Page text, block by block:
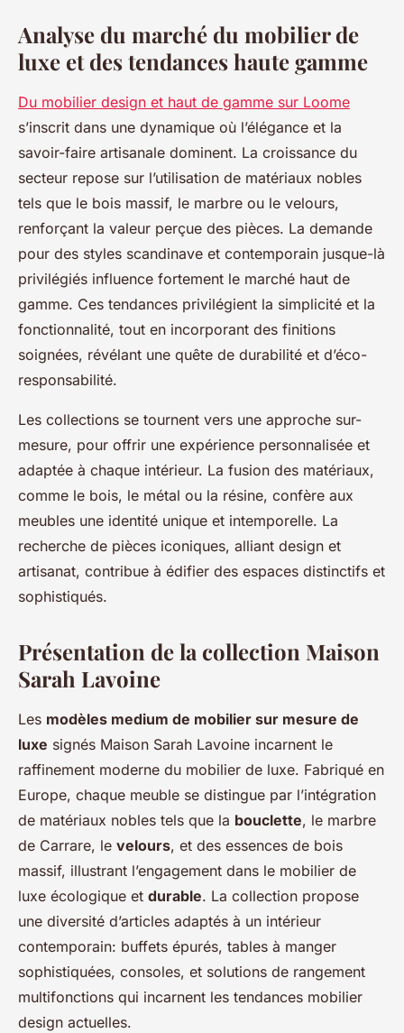
Analyse du marché du mobilier de
luxe et des tendances haute gamme
Du mobilier design et haut de gamme sur Loome
s’inscrit dans une dynamique où l’élégance et la
savoir-faire artisanale dominent. La croissance du
secteur repose sur l’utilisation de matériaux nobles
tels que le bois massif, le marbre ou le velours,
renforçant la valeur perçue des pièces. La demande
pour des styles scandinave et contemporain jusque-là
privilégiés influence fortement le marché haut de
gamme. Ces tendances privilégient la simplicité et la
fonctionnalité, tout en incorporant des finitions
soignées, révélant une quête de durabilité et d’éco-
responsabilité.
Les collections se tournent vers une approche sur-
mesure, pour offrir une expérience personnalisée et
adaptée à chaque intérieur. La fusion des matériaux,
comme le bois, le métal ou la résine, confère aux
meubles une identité unique et intemporelle. La
recherche de pièces iconiques, alliant design et
artisanat, contribue à édifier des espaces distinctifs et
sophistiqués.
Présentation de la collection Maison
Sarah Lavoine
Les modèles medium de mobilier sur mesure de
luxe signés Maison Sarah Lavoine incarnent le
raffinement moderne du mobilier de luxe. Fabriqué en
Europe, chaque meuble se distingue par l’intégration
de matériaux nobles tels que la bouclette, le marbre
de Carrare, le velours, et des essences de bois
massif, illustrant l’engagement dans le mobilier de
luxe écologique et durable. La collection propose
une diversité d’articles adaptés à un intérieur
contemporain: buffets épurés, tables à manger
sophistiquées, consoles, et solutions de rangement
multifonctions qui incarnent les tendances mobilier
design actuelles.